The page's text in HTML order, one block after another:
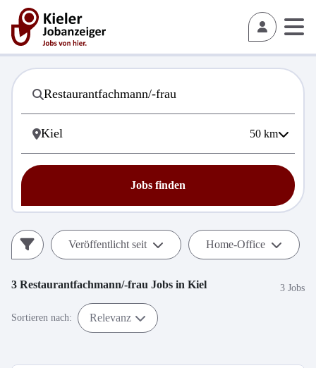
50 km
Jobs finden
Veröffentlicht seit Home-Office
3 Restaurantfachmann/-frau Jobs in Kiel 3 Jobs
Sortieren nach: Relevanz